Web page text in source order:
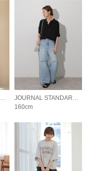
JOURNAL STANDARD relume LADYS
JOURNAL STANDARD relume LADYS
160cm